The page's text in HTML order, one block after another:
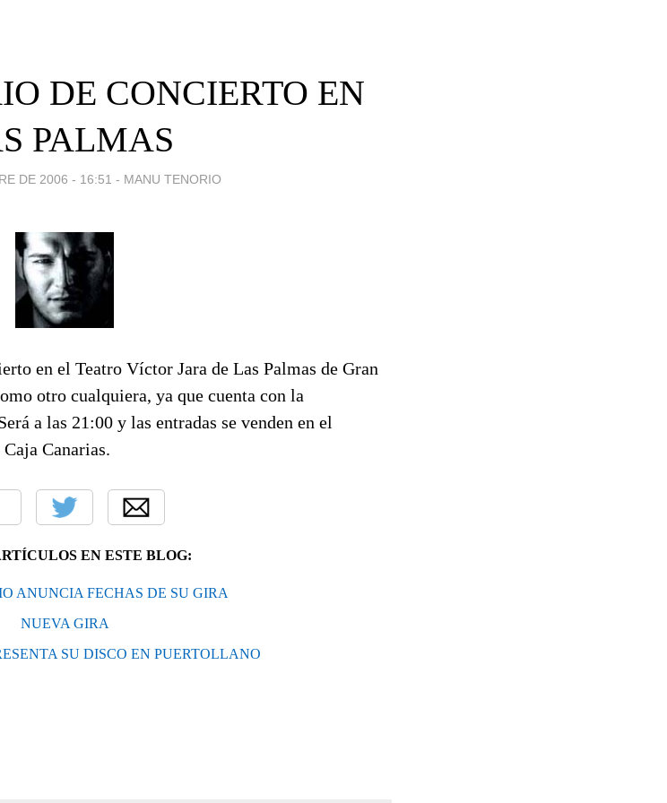
DE CONCIERTO EN
PALMAS
DE 2006 - 16:51 - MANU TENORIO
en el Teatro Víctor Jara de Las Palmas de Gran
otro cualquiera, ya que cuenta con la
a las 21:00 y las entradas se venden en el
Canarias.
EN ESTE BLOG:
ANUNCIA FECHAS DE SU GIRA
NUEVA GIRA
SU DISCO EN PUERTOLLANO